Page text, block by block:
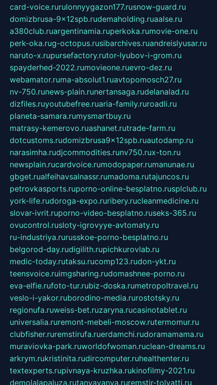
card-voice.rurulonnyygazon177.rusnow-guard.ru
domizbrusa-9x12spb.rudemaholding.ruaalse.ru
a380club.ruargentinamia.ruperkoka.rumovie-one.ru
perk-oka.rug-octopus.rusibarchives.ruandreislyusar.ru
naruto-x.rupursefactory.rutor-lyubov-i-grom.ru
spayderhed-2022.rumovieone.ruevro-dez.ru
webamator.ruma-absolut1.ruavtopomosch27.ru
nv-750.runews-plain.runertansaga.rudelanalad.ru
dizfiles.ruyoutubefree.ruaria-family.ruroadli.ru
planeta-samara.rumysmartbuy.ru
matrasy-kemerovo.ruashanet.rutrade-farm.ru
dotcustoms.rudomizbrusa9x12spb.ruautodamp.ru
narasimha.rudjcommodities.runv750.rux-ton.ru
newsplain.rucardvoice.rumodopaper.rumanunae.ru
gbget.rualfeihavsalnassr.rumadoma.rutajuncos.ru
petrovkasports.ruporno-online-besplatno.rusplclub.ru
york-life.rudoroga-expo.ruribery.rucleanmedicine.ru
slovar-ivrit.ruporno-video-besplatno.ruseks-365.ru
ovucontrol.rusloty-igrovyye-avtomaty.ru
ru-industriya.rurusskoe-porno-besplatno.ru
belgorod-day.rudigilith.rupichkurovlab.ru
medic-today.rutaksu.rucomp123.rudon-ykt.ru
teensvoice.ruimgsharing.rudomashnee-porno.ru
eva-elfie.rufoto-tur.rubiz-doska.rumetropoltravel.ru
veslo-i-yakor.ruborodino-media.rurostotsky.ru
regionufa.ruweiss-bet.ruzaryna.rucasinotablet.ru
universalia.ruremont-mebeli-moscow.rutermomur.ru
clubfisher.ruremstirufa.ruerdamchi.rudoramamama.ru
muraviovka-park.ruworldofwoman.ruclean-dreams.ru
arkrym.rukristinita.rudircomputer.ruhealthenter.ru
textexperts.rupivnaya-kruzhka.rukinofilmy-2021.ru
demolalapaluza.rutanyavanya.ruremstir-tolyatti.ru